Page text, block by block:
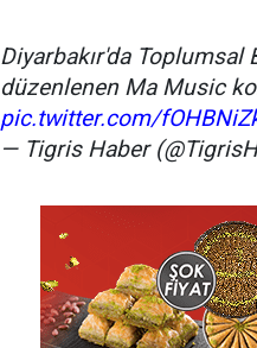
Diyarbakır'da Toplumsal
düzenlenen Ma Music
pic.twitter.com/
— Tigris Haber